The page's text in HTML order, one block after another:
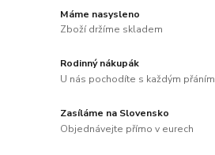
Máme nasysleno
Zboží držíme skladem
Rodinný nákupák
U nás pochodíte s každým přáním
Zasíláme na Slovensko
Objednávejte přímo v eurech